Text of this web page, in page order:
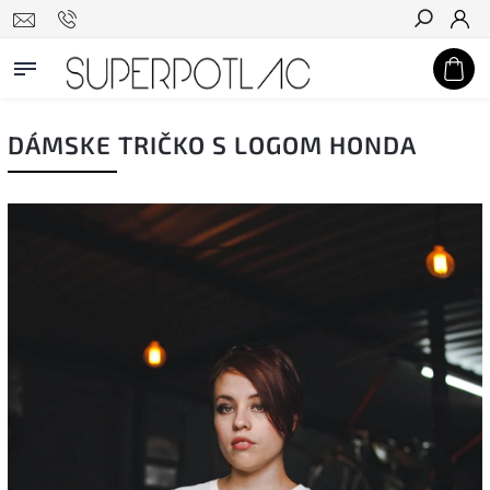
Hľadať
DÁMSKE TRIČKO S LOGOM HONDA